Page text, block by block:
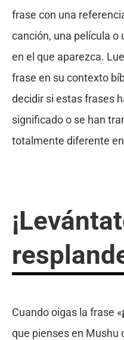
frase con una
canción, una película o
en el que aparezca.
frase en su contexto
decidir si estas frases
significado o se han
totalmente diferente
Cuando oigas la frase «
que pienses en Mushu